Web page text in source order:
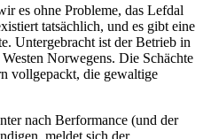
es ohne Probleme, das Lefdal
tatsächlich, und es gibt eine
Untergebracht ist der Betrieb in
Norwegens. Die Schächte
vollgepackt, die gewaltige
nach Berformance (und der